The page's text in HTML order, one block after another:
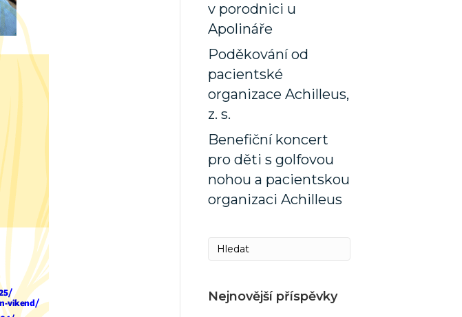
v porodnici u
Apolináře
Poděkování od
pacientské
organizace Achilleus,
z. s.
Benefiční koncert
pro děti s golfovou
nohou a pacientskou
organizaci Achilleus
Nejnovější příspěvky